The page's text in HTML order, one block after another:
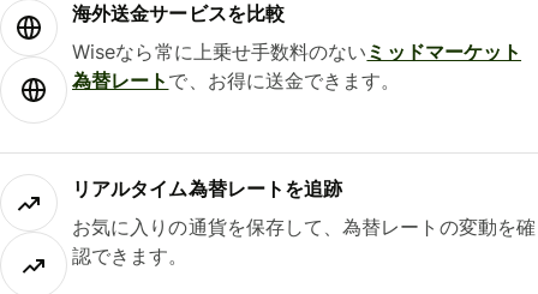
海外送金サービスを比較
Wiseなら常に上乗せ手数料のない ミッドマーケット
為替レート で、お得に送金できます。
リアルタイム為替レートを追跡
お気に入りの通貨を保存して、為替レートの変動を確
認できます。